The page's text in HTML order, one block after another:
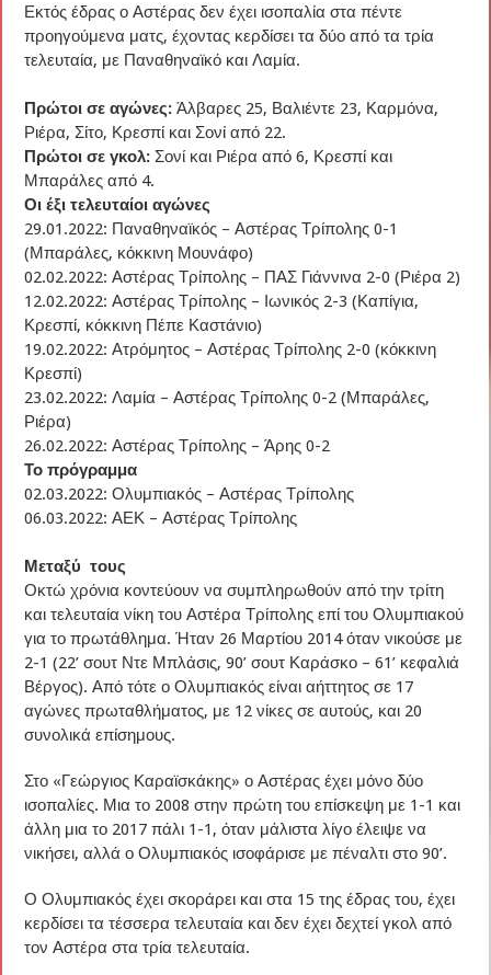
Εκτός έδρας ο Αστέρας δεν έχει ισοπαλία στα πέντε
προηγούμενα ματς, έχοντας κερδίσει τα δύο από τα τρία
τελευταία, με Παναθηναϊκό και Λαμία.
Πρώτοι σε αγώνες:Άλβαρες 25, Βαλιέντε 23, Καρμόνα,
Ριέρα, Σίτο, Κρεσπί και Σονί από 22.
Πρώτοι σε γκολ:Σονί και Ριέρα από 6, Κρεσπί και
Μπαράλες από 4.
Οι έξι τελευταίοι αγώνες
29.01.2022: Παναθηναϊκός – Αστέρας Τρίπολης 0-1
(Μπαράλες, κόκκινη Μουνάφο)
02.02.2022: Αστέρας Τρίπολης – ΠΑΣ Γιάννινα 2-0 (Ριέρα 2)
12.02.2022: Αστέρας Τρίπολης – Ιωνικός 2-3 (Καπίγια,
Κρεσπί, κόκκινη Πέπε Καστάνιο)
19.02.2022: Ατρόμητος – Αστέρας Τρίπολης 2-0 (κόκκινη
Κρεσπί)
23.02.2022: Λαμία – Αστέρας Τρίπολης 0-2 (Μπαράλες,
Ριέρα)
26.02.2022: Αστέρας Τρίπολης – Άρης 0-2
Το πρόγραμμα
02.03.2022: Ολυμπιακός – Αστέρας Τρίπολης
06.03.2022: ΑΕΚ – Αστέρας Τρίπολης
Μεταξύ τους
Οκτώ χρόνια κοντεύουν να συμπληρωθούν από την τρίτη
και τελευταία νίκη του Αστέρα Τρίπολης επί του Ολυμπιακού
για το πρωτάθλημα. Ήταν 26 Μαρτίου 2014 όταν νικούσε με
2-1 (22’ σουτ Ντε Μπλάσις, 90’ σουτ Καράσκο – 61’ κεφαλιά
Βέργος). Από τότε ο Ολυμπιακός είναι αήττητος σε 17
αγώνες πρωταθλήματος, με 12 νίκες σε αυτούς, και 20
συνολικά επίσημους.
Στο «Γεώργιος Καραϊσκάκης» ο Αστέρας έχει μόνο δύο
ισοπαλίες. Μια το 2008 στην πρώτη του επίσκεψη με 1-1 και
άλλη μια το 2017 πάλι 1-1, όταν μάλιστα λίγο έλειψε να
νικήσει, αλλά ο Ολυμπιακός ισοφάρισε με πέναλτι στο 90’.
Ο Ολυμπιακός έχει σκοράρει και στα 15 της έδρας του, έχει
κερδίσει τα τέσσερα τελευταία και δεν έχει δεχτεί γκολ από
τον Αστέρα στα τρία τελευταία.